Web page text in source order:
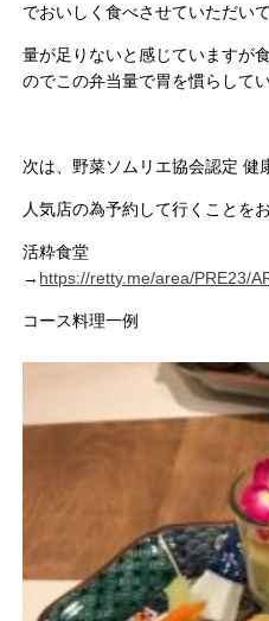
でおいしく食べさせていただいて
量が足りないと感じていますが
のでこの弁当量で胃を慣らして
次は、野菜ソムリエ協会認定 健
人気店の為予約して行くことを
活粋食堂
→ https://retty.me/area/PRE23/
コース料理一例